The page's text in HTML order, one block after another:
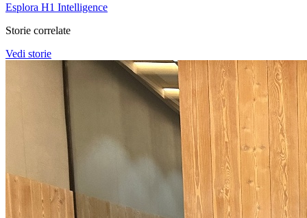
Esplora H1 Intelligence
Storie correlate
Vedi storie